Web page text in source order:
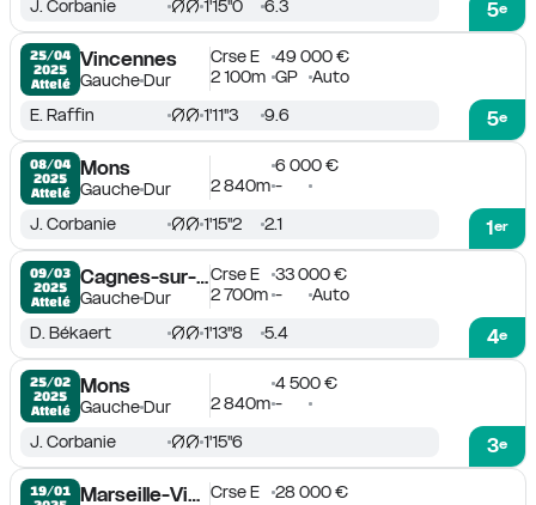
5e
J. Corbanie 1'15''0 6.3
25/04
2025
Attelé
Vincennes
GaucheDur
Crse E
49 000 €
2 100m GP Auto
5e
E. Raffin 1'11''3 9.6
08/04
2025
Attelé
Mons
GaucheDur
6 000 €
2 840m -
1er
J. Corbanie 1'15''2 2.1
09/03
2025
Attelé
Cagnes-sur-Mer
GaucheDur
Crse E
33 000 €
2 700m - Auto
4e
D. Békaert 1'13''8 5.4
25/02
2025
Attelé
Mons
GaucheDur
4 500 €
2 840m -
3e
J. Corbanie 1'15''6
19/01
Marseille-VivauxCrse E
28 000 €